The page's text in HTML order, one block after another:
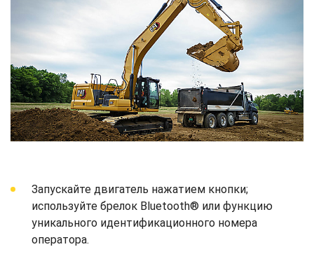
Запускайте двигатель нажатием кнопки;
используйте брелок Bluetooth® или функцию
уникального идентификационного номера
оператора.